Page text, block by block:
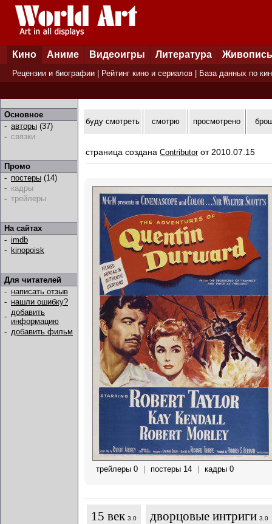
Кино Аниме Видеоигры Литература Живопись
Рецензии и биографии Рейтинг кино и сериалов База данных по
Основное
- авторы (37)
- связки
Промо
- постеры (14)
- кадры
- трейлеры
На сайтах
- imdb
- kinopoisk
Для читателей
- написать отзыв
- нашли ошибку?
- добавить
информацию
- добавить фильм
буду смотреть смотрю просмотрено
страница создана Contributorот 2010.07.15
трейлеры 0 постеры 14 кадры 0
15 век 3.0 дворцовые интриги 3.0